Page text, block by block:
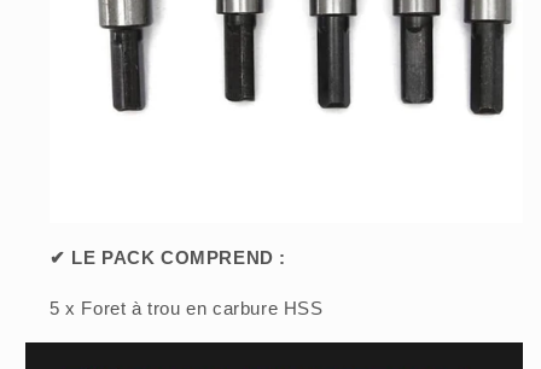
✔︎ LE PACK COMPREND :
5 x Foret à trou en carbure HSS